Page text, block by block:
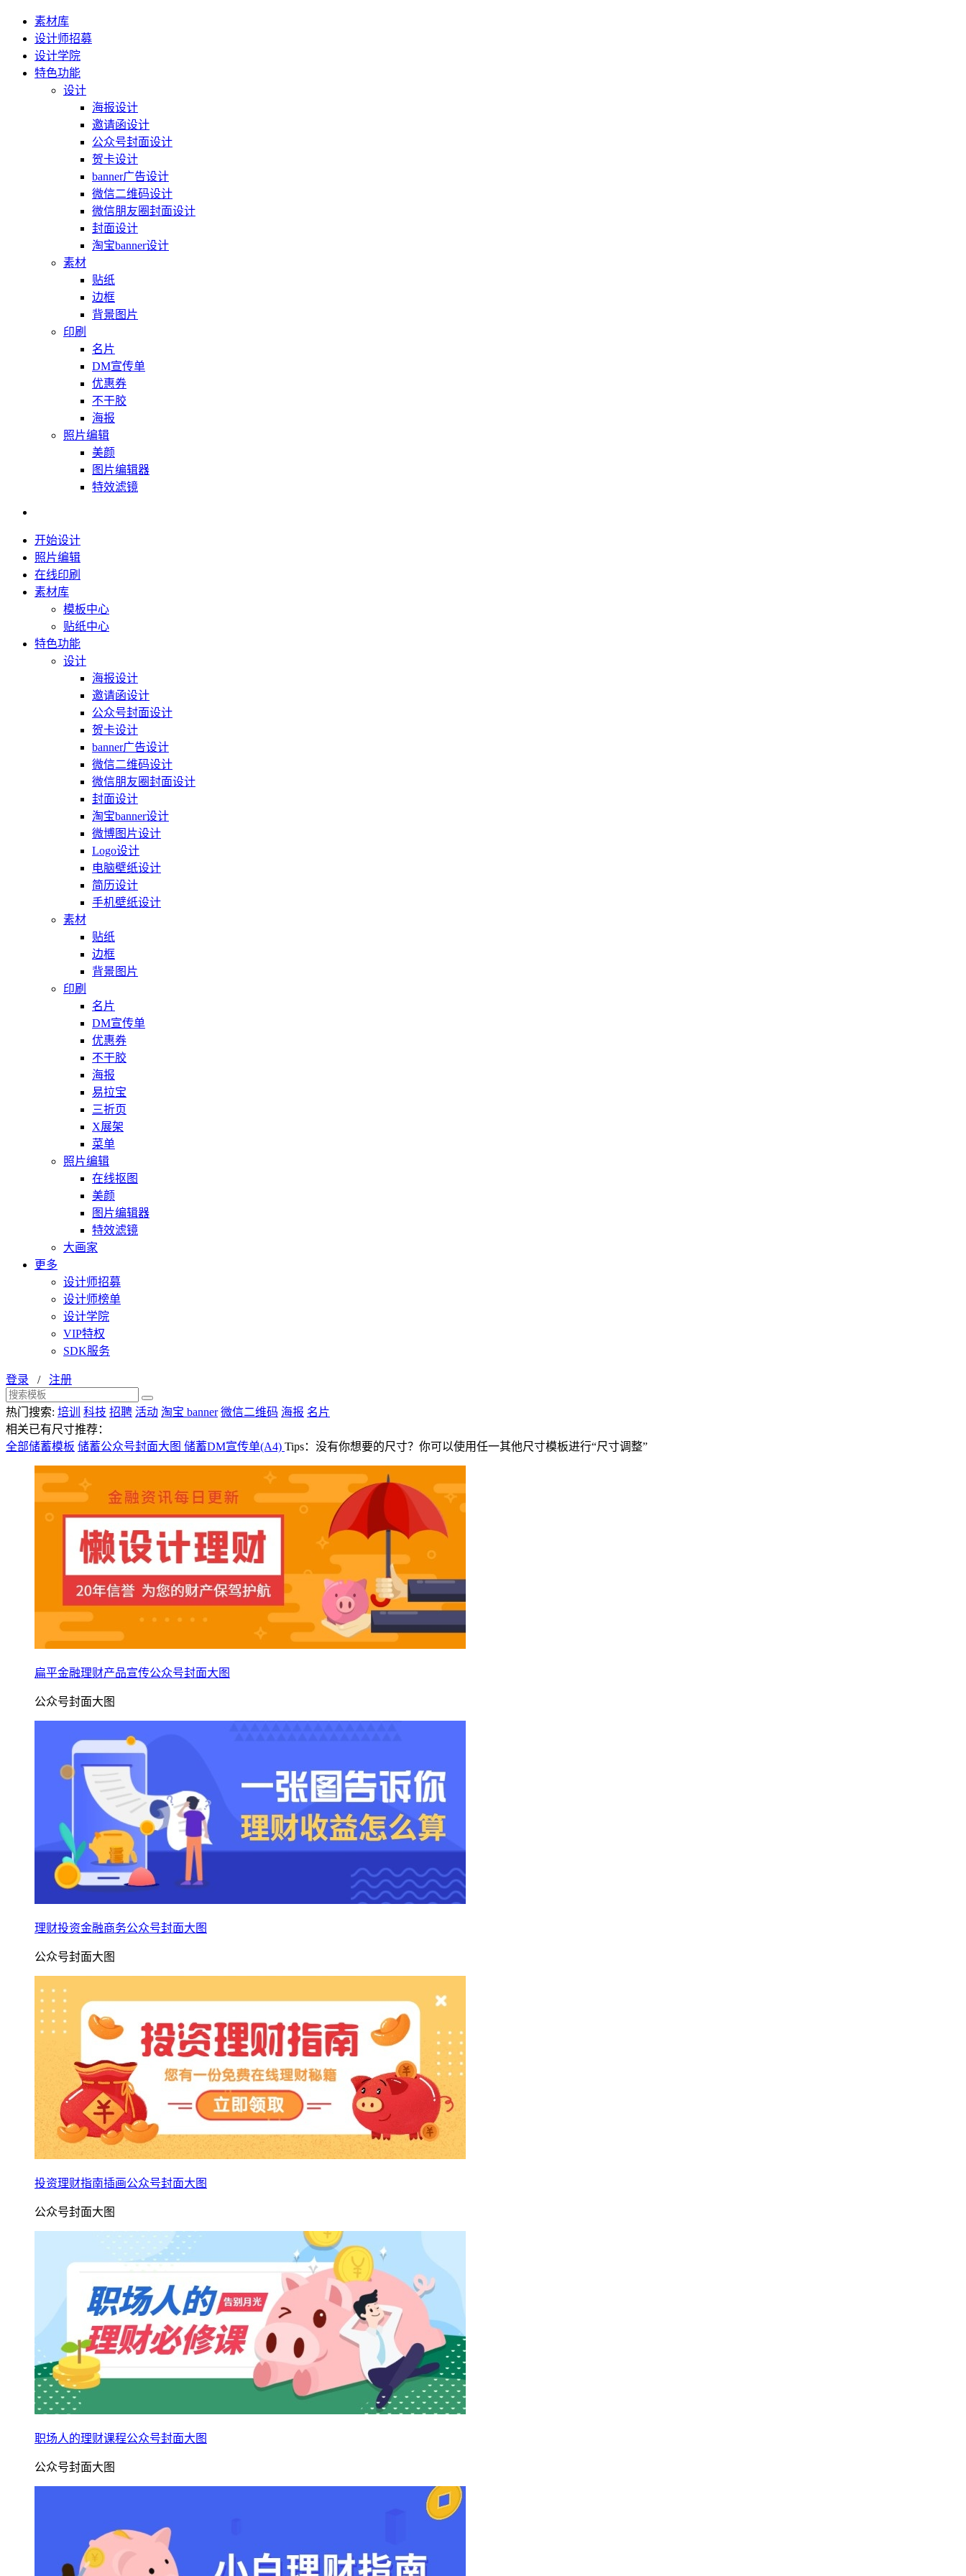
素材库
设计师招募
设计学院
特色功能
设计
海报设计
邀请函设计
公众号封面设计
贺卡设计
banner广告设计
微信二维码设计
微信朋友圈封面设计
封面设计
淘宝banner设计
素材
贴纸
边框
背景图片
印刷
名片
DM宣传单
优惠券
不干胶
海报
照片编辑
美颜
图片编辑器
特效滤镜
开始设计
照片编辑
在线印刷
素材库
模板中心
贴纸中心
特色功能
设计
海报设计
邀请函设计
公众号封面设计
贺卡设计
banner广告设计
微信二维码设计
微信朋友圈封面设计
封面设计
淘宝banner设计
微博图片设计
Logo设计
电脑壁纸设计
简历设计
手机壁纸设计
素材
贴纸
边框
背景图片
印刷
名片
DM宣传单
优惠券
不干胶
海报
易拉宝
三折页
X展架
菜单
照片编辑
在线抠图
美颜
图片编辑器
特效滤镜
大画家
更多
设计师招募
设计师榜单
设计学院
VIP特权
SDK服务
登录 / 注册
热门搜索: 培训 科技 招聘 活动 淘宝 banner 微信二维码 海报 名片
相关已有尺寸推荐：
全部储蓄模板 储蓄公众号封面大图 储蓄DM宣传单(A4) Tips：没有你想要的尺寸？你可以使用任一其他尺寸模板进行“尺寸调整”
扁平金融理财产品宣传公众号封面大图
公众号封面大图
理财投资金融商务公众号封面大图
公众号封面大图
投资理财指南插画公众号封面大图
公众号封面大图
职场人的理财课程公众号封面大图
公众号封面大图